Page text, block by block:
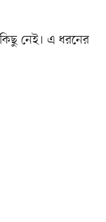
নেই। এ ধরনের